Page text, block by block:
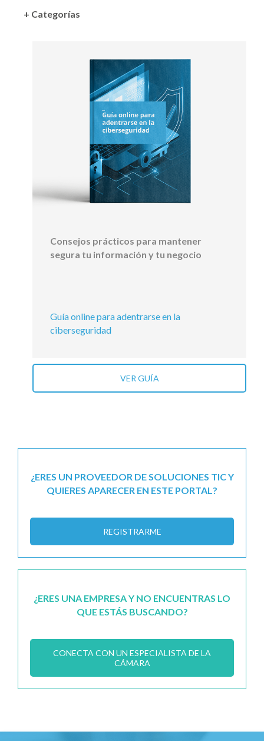
+ Categorías
Consejos prácticos para mantener
segura tu información y tu negocio
Guía online para adentrarse en la
ciberseguridad
VER GUÍA
¿ERES UN PROVEEDOR DE SOLUCIONES TIC Y
QUIERES APARECER EN ESTE PORTAL?
REGISTRARME
¿ERES UNA EMPRESA Y NO ENCUENTRAS LO
QUE ESTÁS BUSCANDO?
CONECTA CON UN ESPECIALISTA DE LA
CÁMARA